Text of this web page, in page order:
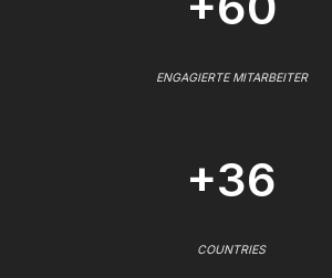
ENGAGIERTE MITARBEITER
+36
COUNTRIES